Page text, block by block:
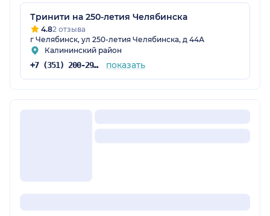
Тринити на 250-летия Челябинска
4.82 отзыва
г Челябинск, ул 250-летия Челябинска, д 44А
Калининский район
+7 (351) 200-29-93 показать